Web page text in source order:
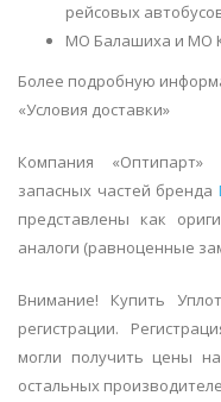
рейсовых
МО Балашиха и МО
Более подробную
«Условия доставки»
Компания «Оптипарт»
запасных частей бренда
представлены как
аналоги (равноценные
Внимание! Купить
регистрации.
могли получить цены
остальных